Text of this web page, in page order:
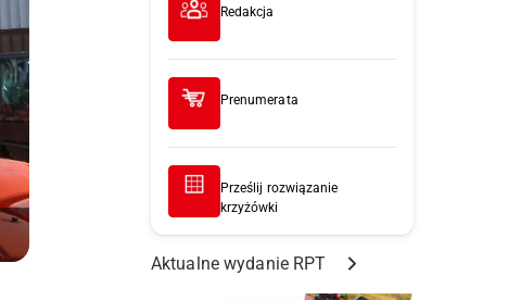
Redakcja
Prenumerata
Prześlij rozwiązanie
krzyżówki
Aktualne wydanie RPT